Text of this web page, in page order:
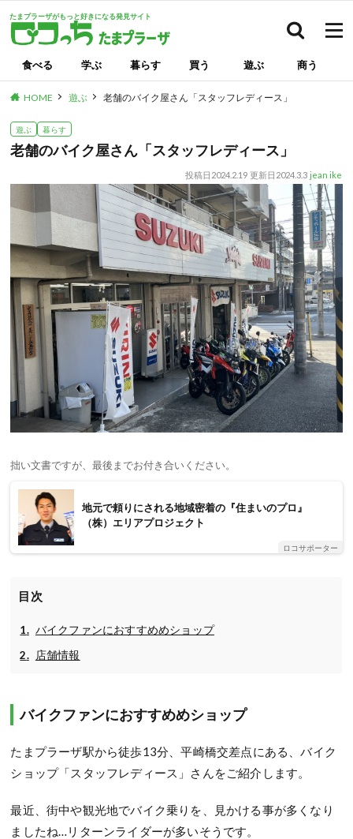
たまプラーザがもっと好きになる発見サイト
食べる 学ぶ 暮らす 買う 遊ぶ 商う
HOME 遊ぶ 老舗のバイク屋さん「スタッフレディース」
遊ぶ 暮らす
老舗のバイク屋さん「スタッフレディース」
投稿日 2024.2.19 更新日 2024.3.3 jean ike
拙い文書ですが、最後までお付き合いください。
地元で頼りにされる地域密着の『住まいのプロ』
（株）エリアプロジェクト
ロコサポーター
目次
バイクファンにおすすめめショップ
店舗情報
バイクファンにおすすめめショップ
たまプラーザ駅から徒歩13分、平崎橋交差点にある、バイク
ショップ「スタッフレディース」さんをご紹介します。
最近、街中や観光地でバイク乗りを、見かける事が多くなり
ましたね…リターンライダーが多いそうです。